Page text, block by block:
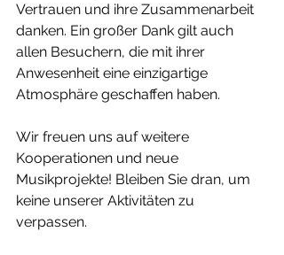
Vertrauen und ihre Zusammenarbeit
danken. Ein großer Dank gilt auch
allen Besuchern, die mit ihrer
Anwesenheit eine einzigartige
Atmosphäre geschaffen haben.
Wir freuen uns auf weitere
Kooperationen und neue
Musikprojekte! Bleiben Sie dran, um
keine unserer Aktivitäten zu
verpassen.